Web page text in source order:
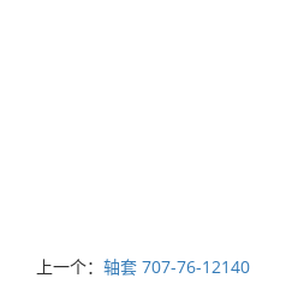
上一个： 轴套 707-76-12140